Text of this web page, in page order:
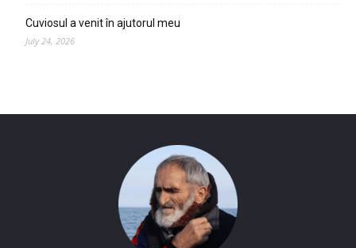
Cuviosul a venit în ajutorul meu
July 24, 2026